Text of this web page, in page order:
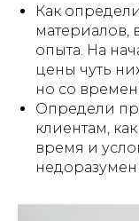
Как
материалов,
опыта. На
цены чуть
но со
Определи
клиентам,
время и